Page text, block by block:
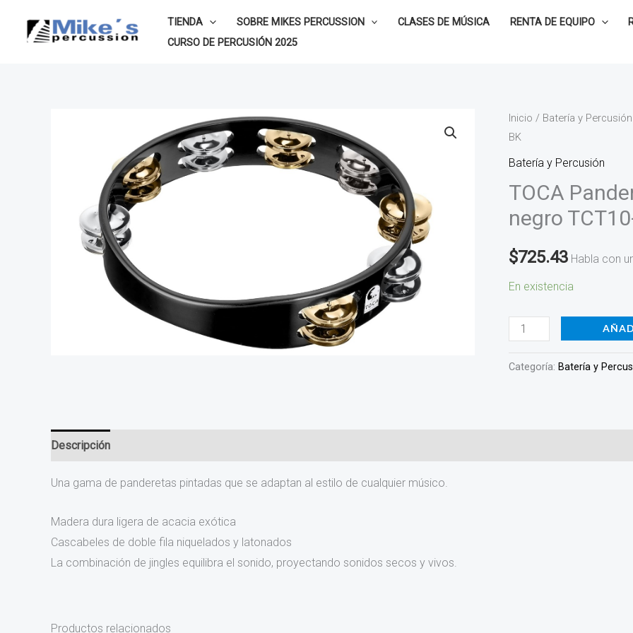
TIENDA SOBRE MIKES PERCUSSION CLASES DE MÚSICA RENTA DE EQUIPO
CURSO DE PERCUSIÓN 2025
Inicio / Batería y Percusión
BK
Batería y Percusión
TOCA
negro
$725.43 Habla con
En existencia
TOCA
Pandero
de
Colorsound
color
TCT10-
BK
Categoría: Batería y
Descripción
Una gama de panderetas pintadas que se adaptan al estilo de cualquier músico.
Madera dura ligera de acacia exótica
Cascabeles de doble fila niquelados y latonados
La combinación de jingles equilibra el sonido, proyectando sonidos secos y vivos.
Productos relacionados